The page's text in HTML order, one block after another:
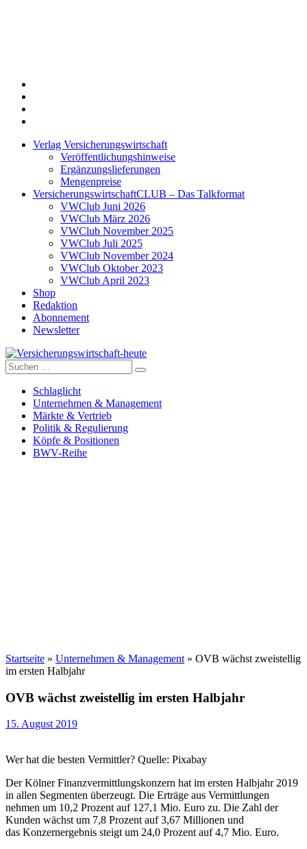
Verlag Versicherungswirtschaft
Veröffentlichungshinweise
Ergänzungslieferungen
Mengenpreise
VersicherungswirtschaftCLUB – Das Talkformat
VWClub Juni 2026
VWClub März 2026
VWClub November 2025
VWClub Juli 2025
VWClub November 2024
VWClub Oktober 2023
VWClub April 2023
Shop
Redaktion
Abonnement
Newsletter
Versicherungswirtschaft-heute
Suche
nach:
Schlaglicht
Unternehmen & Management
Märkte & Vertrieb
Politik & Regulierung
Köpfe & Positionen
BWV-Reihe
Startseite » Unternehmen & Management » OVB wächst zweistellig
im ersten Halbjahr
OVB wächst zweistellig im ersten Halbjahr
15. August 2019
Wer hat die besten Vermittler? Quelle: Pixabay
Der Kölner Finanzvermittlungskonzern hat im ersten Halbjahr 2019
in allen Segmenten überzeugt. Die Erträge aus Vermittlungen
nehmen um 10,2 Prozent auf 127,1 Mio. Euro zu. Die Zahl der
Kunden wächst um 7,8 Prozent auf 3,67 Millionen und
das Konzernergebnis steigt um 24,0 Prozent auf 4,7 Mio. Euro.